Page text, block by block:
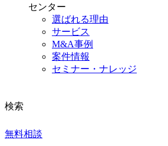
センター
選ばれる理由
サービス
M&A事例
案件情報
セミナー・ナレッジ
検索
無料相談